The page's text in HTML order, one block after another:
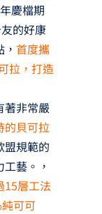
慶檔期
的好康
首度攜
拉，打造
著非常嚴
的貝可拉
盟規範的
藝。，
15層工法
可可